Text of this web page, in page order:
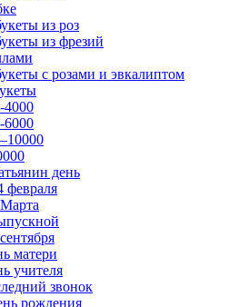
из роз
из фрезий
с розами и эвкалиптом
4000
6000
день
февраля
матери
учителя
звонок
рождения